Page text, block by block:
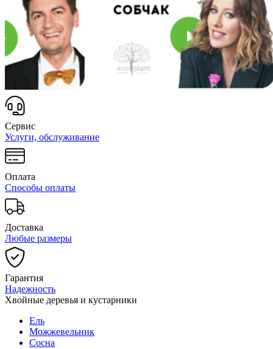
Сервис
Услуги, обслуживание
Оплата
Способы оплаты
Доставка
Любые размеры
Гарантия
Надежность
Хвойные деревья и кустарники
Ель
Можжевельник
Сосна